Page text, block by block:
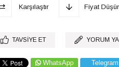
Karşılaştır Fiyat
TAVSIYE ET YORUM
WhatsApp Telegram